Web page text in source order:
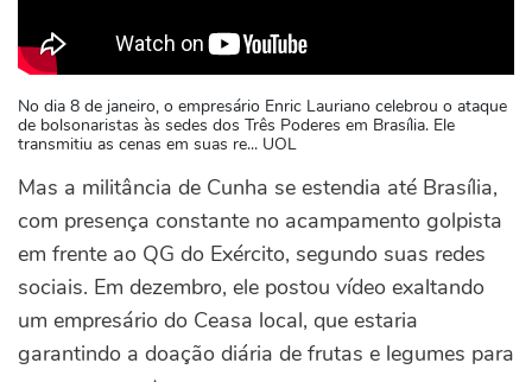
No dia 8 de janeiro, o empresário Enric Lauriano celebrou o ataque
de bolsonaristas às sedes dos Três Poderes em Brasília. Ele
transmitiu as cenas em suas re... UOL
Mas a militância de Cunha se estendia até Brasília,
com presença constante no acampamento golpista
em frente ao QG do Exército, segundo suas redes
sociais. Em dezembro, ele postou vídeo exaltando
um empresário do Ceasa local, que estaria
garantindo a doação diária de frutas e legumes para